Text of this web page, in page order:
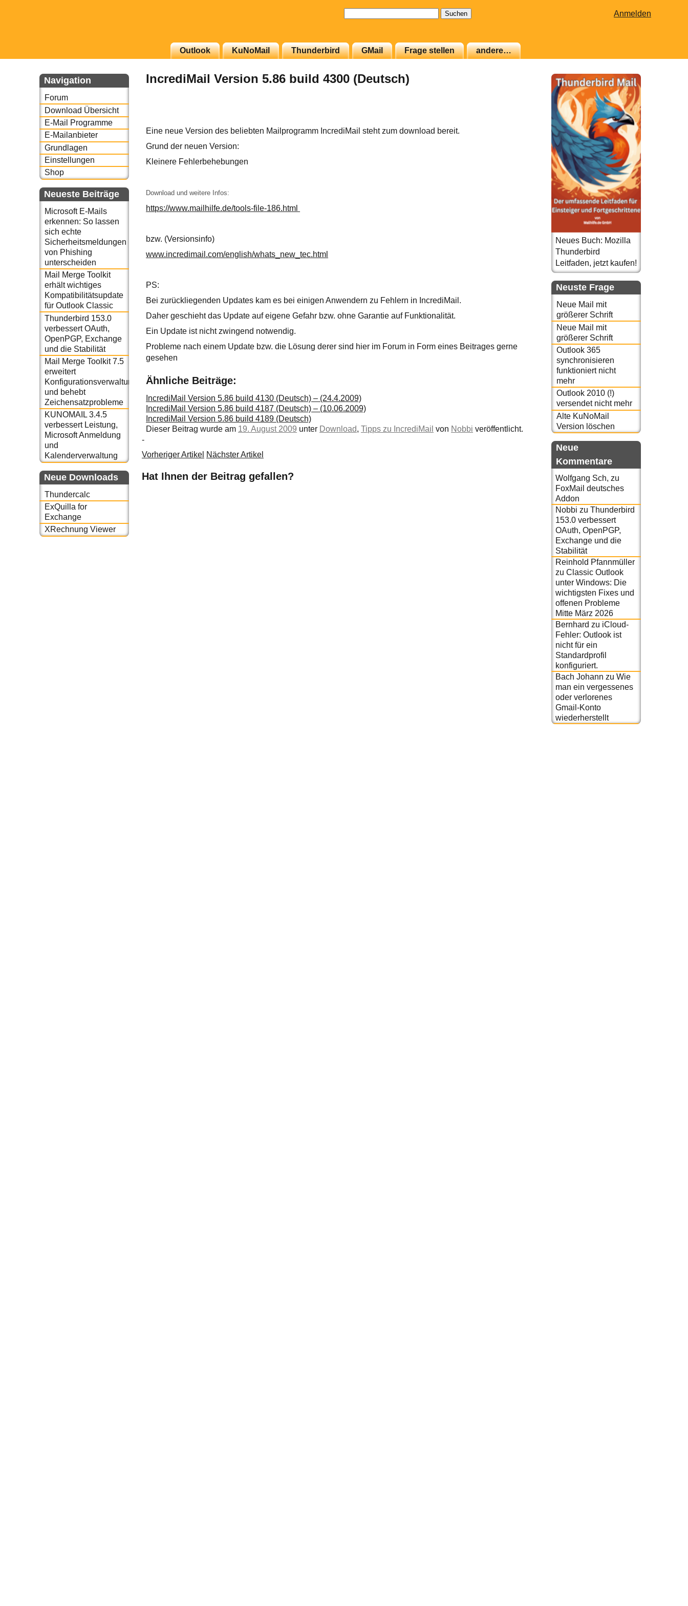
Anmelden
Outlook KuNoMail Thunderbird GMail Frage stellen andere…
Navigation
Forum
Download Übersicht
E-Mail Programme
E-Mailanbieter
Grundlagen
Einstellungen
Shop
Neueste Beiträge
Microsoft E-Mails
erkennen: So lassen
sich echte
Sicherheitsmeldungen
von Phishing
unterscheiden
Mail Merge Toolkit
erhält wichtiges
Kompatibilitätsupdate
für Outlook Classic
Thunderbird 153.0
verbessert OAuth,
OpenPGP, Exchange
und die Stabilität
Mail Merge Toolkit 7.5
erweitert
Konfigurationsverwaltung
und behebt
Zeichensatzprobleme
KUNOMAIL 3.4.5
verbessert Leistung,
Microsoft Anmeldung
und
Kalenderverwaltung
Neue Downloads
Thundercalc
ExQuilla for
Exchange
XRechnung Viewer
IncrediMail Version 5.86 build 4300 (Deutsch)
Eine neue Version des beliebten Mailprogramm IncrediMail steht zum download bereit.
Grund der neuen Version:
Kleinere Fehlerbehebungen
Download und weitere Infos:
https://www.mailhilfe.de/tools-file-186.html
bzw. (Versionsinfo)
www.incredimail.com/english/whats_new_tec.html
PS:
Bei zurückliegenden Updates kam es bei einigen Anwendern zu Fehlern in IncrediMail.
Daher geschieht das Update auf eigene Gefahr bzw. ohne Garantie auf Funktionalität.
Ein Update ist nicht zwingend notwendig.
Probleme nach einem Update bzw. die Lösung derer sind hier im Forum in Form eines Beitrages gerne
gesehen
Ähnliche Beiträge:
IncrediMail Version 5.86 build 4130 (Deutsch) – (24.4.2009)
IncrediMail Version 5.86 build 4187 (Deutsch) – (10.06.2009)
IncrediMail Version 5.86 build 4189 (Deutsch)
Dieser Beitrag wurde am 19. August 2009 unter Download,Tipps zu IncrediMail von Nobbi veröffentlicht.
-
Vorheriger Artikel Nächster Artikel
Hat Ihnen der Beitrag gefallen?
Neues Buch: Mozilla
Thunderbird
Leitfaden, jetzt kaufen!
Neuste Frage
Neue Mail mit
größerer Schrift
Neue Mail mit
größerer Schrift
Outlook 365
synchronisieren
funktioniert nicht
mehr
Outlook 2010 (!)
versendet nicht mehr
Alte KuNoMail
Version löschen
Neue
Kommentare
Wolfgang Sch, zu
FoxMail deutsches
Addon
Nobbi zu Thunderbird
153.0 verbessert
OAuth, OpenPGP,
Exchange und die
Stabilität
Reinhold Pfannmüller
zu Classic Outlook
unter Windows: Die
wichtigsten Fixes und
offenen Probleme
Mitte März 2026
Bernhard zu iCloud-
Fehler: Outlook ist
nicht für ein
Standardprofil
konfiguriert.
Bach Johann zu Wie
man ein vergessenes
oder verlorenes
Gmail-Konto
wiederherstellt
oder auch